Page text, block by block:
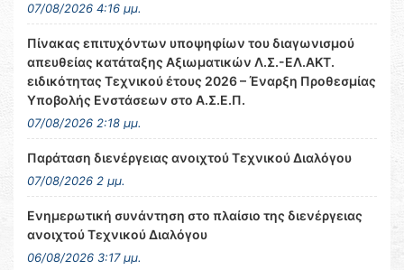
07/08/2026 4:16 μμ.
Πίνακας επιτυχόντων υποψηφίων του διαγωνισμού
απευθείας κατάταξης Αξιωματικών Λ.Σ.-ΕΛ.ΑΚΤ.
ειδικότητας Τεχνικού έτους 2026 – Έναρξη Προθεσμίας
Υποβολής Ενστάσεων στο Α.Σ.Ε.Π.
07/08/2026 2:18 μμ.
Παράταση διενέργειας ανοιχτού Τεχνικού Διαλόγου
07/08/2026 2 μμ.
Ενημερωτική συνάντηση στο πλαίσιο της διενέργειας
ανοιχτού Τεχνικού Διαλόγου
06/08/2026 3:17 μμ.